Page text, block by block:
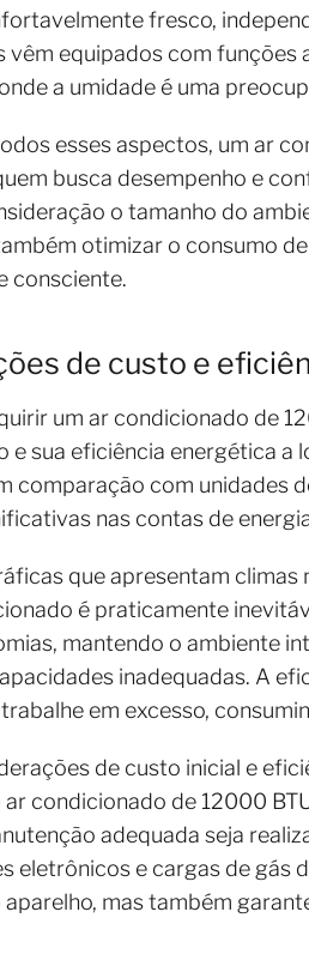
fresco,
vêm equipados com
a umidade é uma
esses aspectos, um ar
busca desempenho e
o tamanho do
otimizar o consumo
consciente.
de custo e
um ar condicionado de
e sua eficiência energética a
comparação com unidades
nas contas de
que apresentam
é praticamente
mantendo o ambiente
inadequadas. A
em excesso,
de custo inicial e
condicionado de 12000
adequada seja
eletrônicos e cargas de gás
mas também